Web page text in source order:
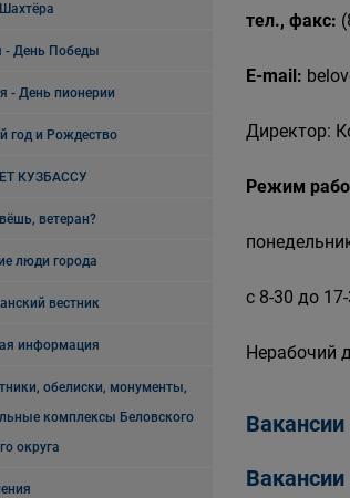
- День Победы
- День пионерии
год и Рождество
КУЗБАССУ
ветеран?
люди города
вестник
информация
обелиски, монументы,
комплексы Беловского
округа
тел., факс:
E-mail:
Директор:
Режим
с 8-30 до
Нерабочий
Вакансии
Вакансии